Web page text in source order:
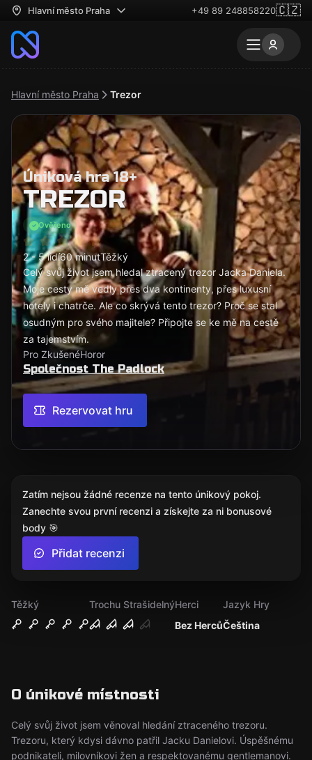
Hlavní město Praha +49 89 248858220🇨🇿
Hlavní město Praha Trezor
Úniková hra 18+
TREZOR
Ověřeno
2 - 5 lidí60 minutTěžký
Celý svůj život jsem hledal ztracený trezor Jacka Daniela.
Moje cesty mě vedly přes dva kontinenty, přes luxusní
hotely i chatrče. Ale co skrývá tento trezor? Proč se stal
osudným pro svého majitele? Připojte se ke mě na cestě
za tajemstvím.
Pro ZkušenéHoror
Společnost The Padlock
Rezervovat hru
Těžký
Trochu Strašidelný
Bez Herců
Herci
Čeština
Jazyk Hry
O únikové místnosti
Celý svůj život jsem věnoval hledání ztraceného trezoru.
Trezoru, který kdysi dávno patřil Jacku Danielovi. Úspěšnému
podnikateli, milovníkovi žen a respektovanému gentlemanovi.
Zatím nejsou žádné recenze na tento únikový pokoj.
Zanechte svou první recenzi a získejte za ni bonusové
body 🎯
Přidat recenzi